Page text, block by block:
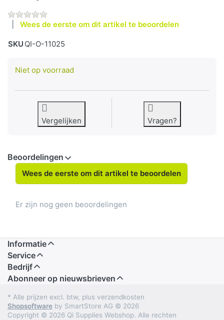
Wees de eerste om dit artikel te beoordelen
SKU QI-O-11025
Niet op voorraad
Vergelijken Vragen?
Beoordelingen
Wees de eerste om dit artikel te beoordelen
Er zijn nog geen beoordelingen
Informatie
Service
Bedrijf
Abonneer op nieuwsbrieven
* Alle prijzen excl. btw, plus verzendkosten
Shopsoftware by SmartStore AG © 2026
Copyright © 2026 Qi Supplies Webshop. Alle rechten